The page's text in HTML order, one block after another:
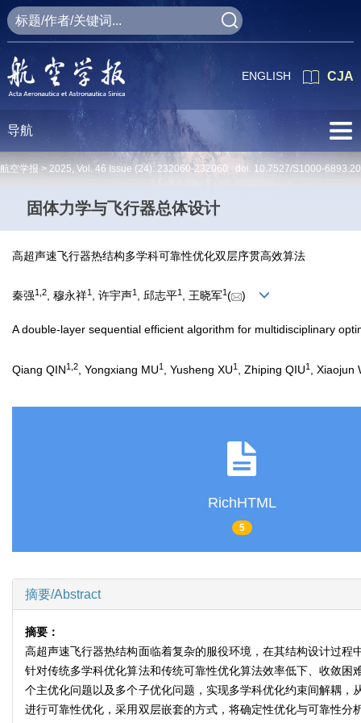
CJA
ENGLISH
导航
航空学报 > 2025, Vol. 46 Issue (24): 232060-232060 doi: 10.7527/S1000-
固体力学与飞行器总体设计
高超声速飞行器热结构多学科可靠性优化双层序贯高效算法
秦强1 2, 穆永祥1 , 许宇声1 , 邱志平1 , 王晓军1( )
A double-layer sequential efficient algorithm for multidisciplinary
Qiang QIN1 2 , Yongxiang MU1 , Yusheng XU1 , Zhiping QIU1 , Xiaojun
RichHTML
5
摘要/Abstract
摘要：
高超声速飞行器热结构面临着复杂的服役环境，在其结构设计过
针对传统多学科优化算法和传统可靠性优化算法效率低下、收敛
个主优化问题以及多个子优化问题，实现多学科优化约束间解耦
进行可靠性优化，采用双层嵌套的方式，将确定性优化与可靠性